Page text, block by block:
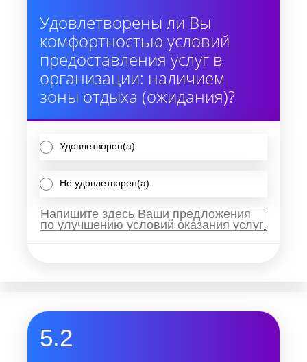
Удовлетворены ли Вы
комфортностью условий
предоставления услуг в
организации: наличием
зоны отдыха (ожидания)?
Удовлетворен(а)
Не удовлетворен(а)
5.2